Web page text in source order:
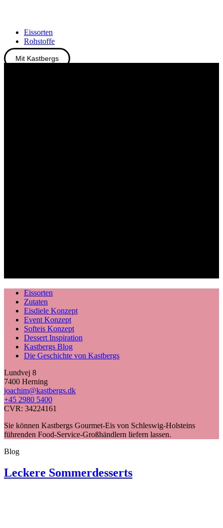
Eissorten
Rohstoffe
Mit Kastbergs
Eissorten
Zutaten
Eisdiele Konzept
Event Konzept
Softeis Konzept
Dessert Inspiration
Kastbergs Blog
Die Geschichte von Kastbergs
Lundvej 8
7400 Herning
joachim@kastbergs.dk
+45 2980 5400
CVR: 34224161
Sie können Kastbergs Gourmet-Eis von Schleswig-Holsteins
führenden Food-Service-Großhändlern liefern lassen.
Blog
Leckere Sommerdesserts